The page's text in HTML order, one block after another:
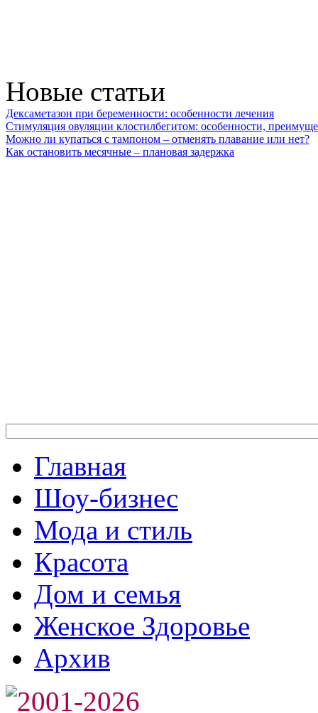
Новые статьи
Дексаметазон при беременности: особенности лечения
Стимуляция овуляции клостилбегитом: особенности,
Можно ли купаться с тампоном – отменять плавание или нет?
Как остановить месячные – плановая задержка
Главная
Шоу-бизнес
Мода и стиль
Красота
Дом и семья
Женское Здоровье
Архив
2001-2026